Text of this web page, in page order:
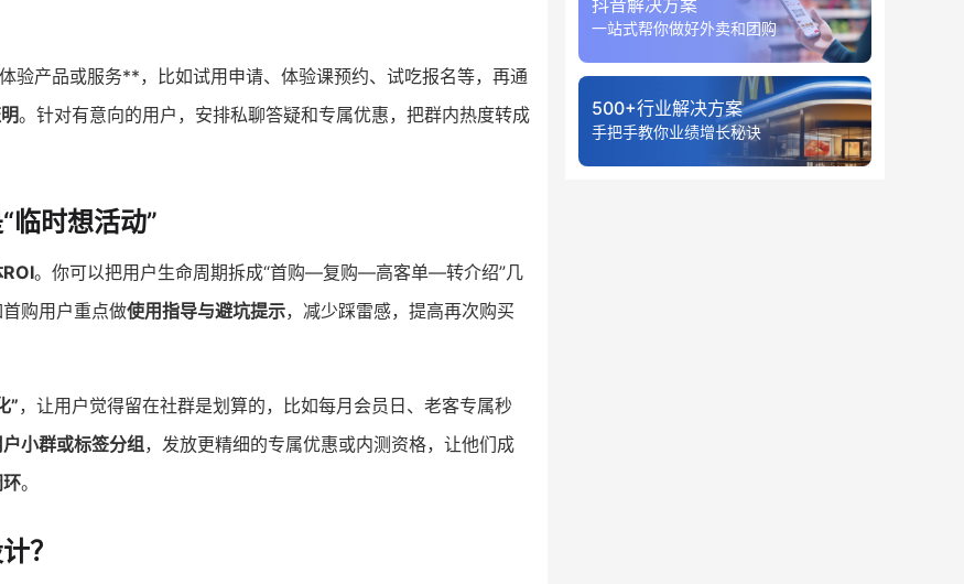
验产品或服务**，比如试用申请、体验课预约、试吃报名等，再通
。针对有意向的用户，安排私聊答疑和专属优惠，把群内热度转成
临时想活动”
。你可以把用户生命周期拆成“首购—复购—高客单—转介绍”几
购用户重点做使用指导与避坑提示，减少踩雷感，提高再次购买
”，让用户觉得留在社群是划算的，比如每月会员日、老客专属秒
小群或标签分组，发放更精细的专属优惠或内测资格，让他们成
。
？
抖音解决方案
一站式帮你做好外卖和团购
500+行业解决方案
手把手教你业绩增长秘诀